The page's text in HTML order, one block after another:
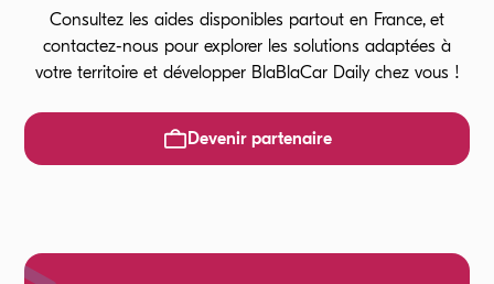
Consultez les aides disponibles partout en France, et
contactez-nous pour explorer les solutions adaptées à
votre territoire et développer BlaBlaCar Daily chez vous !
Devenir partenaire